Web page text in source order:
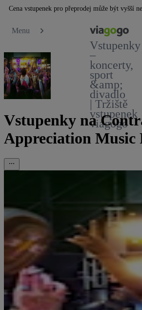
Cena vstupenek pro přeprodej může být vyšší
Menu
Vstupenky
–
koncerty,
sport
&amp;
divadlo
| Tržiště
vstupenek
viagogo
Vstupenky na
Appreciation Music